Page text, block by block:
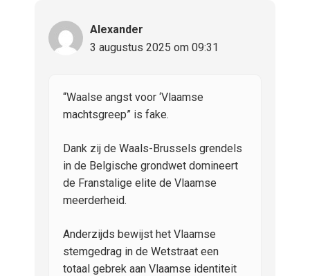
Alexander
3 augustus 2025 om 09:31
“Waalse angst voor ‘Vlaamse
machtsgreep” is fake.
Dank zij de Waals-Brussels grendels
in de Belgische grondwet domineert
de Franstalige elite de Vlaamse
meerderheid.
Anderzijds bewijst het Vlaamse
stemgedrag in de Wetstraat een
totaal gebrek aan Vlaamse identiteit